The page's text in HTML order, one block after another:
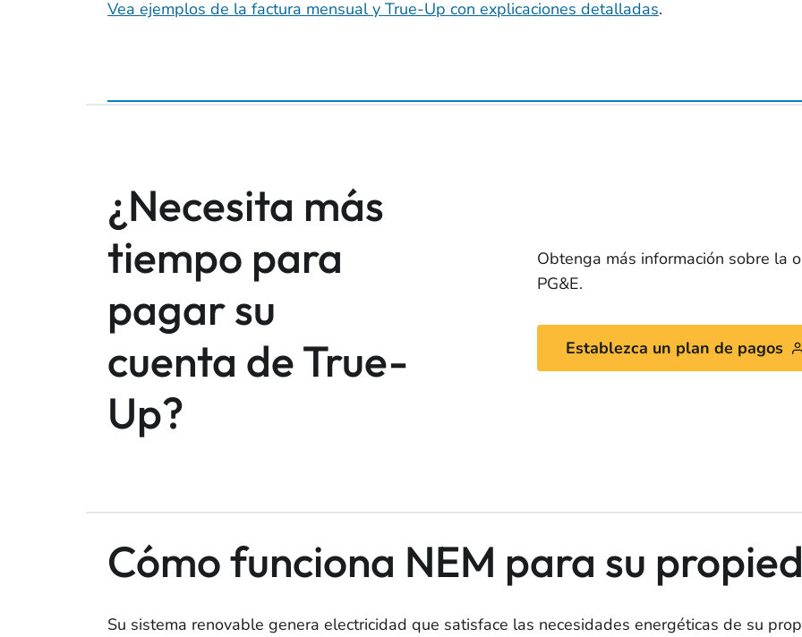
Vea ejemplos de la factura mensual y True-Up con explicaciones detalladas.
¿Necesita más
tiempo para
pagar su
cuenta de True-
Up?
Obtenga más información sobre la
PG&E.
Establezca un plan de pagos
Cómo funciona NEM para su
Su sistema renovable genera electricidad que satisface las necesidades energéticas de su